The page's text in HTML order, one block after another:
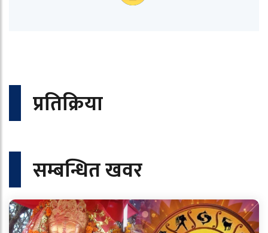
प्रतिक्रिया
सम्बन्धित खवर